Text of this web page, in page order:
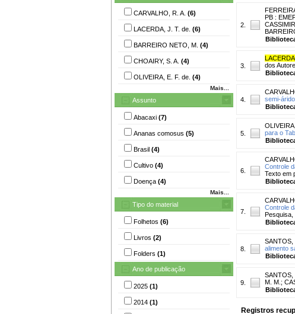
CARVALHO, R. A. (6)
LACERDA, J. T. de. (6)
BARREIRO NETO, M. (4)
CHOAIRY, S. A. (4)
OLIVEIRA, E. F. de. (4)
Mais...
Assunto
Abacaxi (7)
Ananas comosus (5)
Brasil (4)
Cultivo (4)
Doença (4)
Mais...
Tipo do material
Folhetos (6)
Livros (2)
Folders (1)
Ano de publicação
2025 (1)
2014 (1)
2.
PB :
3.
dos
4.
semi-
5.
para o
6.
Controle
Texto em
7.
Controle
Pesquisa,
8.
SANTOS,
alimento
9.
SANTOS,
M. M. ;
Registros